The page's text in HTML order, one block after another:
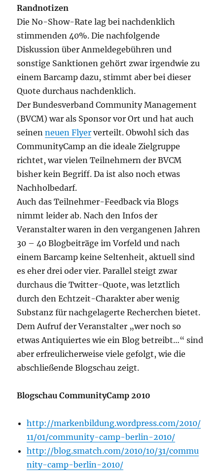
Randnotizen
Die No-Show-Rate lag bei nachdenklich
stimmenden 40%. Die nachfolgende
Diskussion über Anmeldegebühren und
sonstige Sanktionen gehört zwar irgendwie zu
einem Barcamp dazu, stimmt aber bei dieser
Quote durchaus nachdenklich.
Der Bundesverband Community Management
(BVCM) war als Sponsor vor Ort und hat auch
seinenneuen Flyer verteilt. Obwohl sich das
CommunityCamp an die ideale Zielgruppe
richtet, war vielen Teilnehmern der BVCM
bisher kein Begriff. Da ist also noch etwas
Nachholbedarf.
Auch das Teilnehmer-Feedback via Blogs
nimmt leider ab. Nach den Infos der
Veranstalter waren in den vergangenen Jahren
30 – 40 Blogbeiträge im Vorfeld und nach
einem Barcamp keine Seltenheit, aktuell sind
es eher drei oder vier. Parallel steigt zwar
durchaus die Twitter-Quote, was letztlich
durch den Echtzeit-Charakter aber wenig
Substanz für nachgelagerte Recherchen bietet.
Dem Aufruf der Veranstalter „wer noch so
etwas Antiquiertes wie ein Blog betreibt…“ sind
aber erfreulicherweise viele gefolgt, wie die
abschließende Blogschau zeigt.
Blogschau CommunityCamp 2010
http://markenbildung.wordpress.com/2010/
11/01/community-camp-berlin-2010/
http://blog.smatch.com/2010/10/31/commu
nity-camp-berlin-2010/